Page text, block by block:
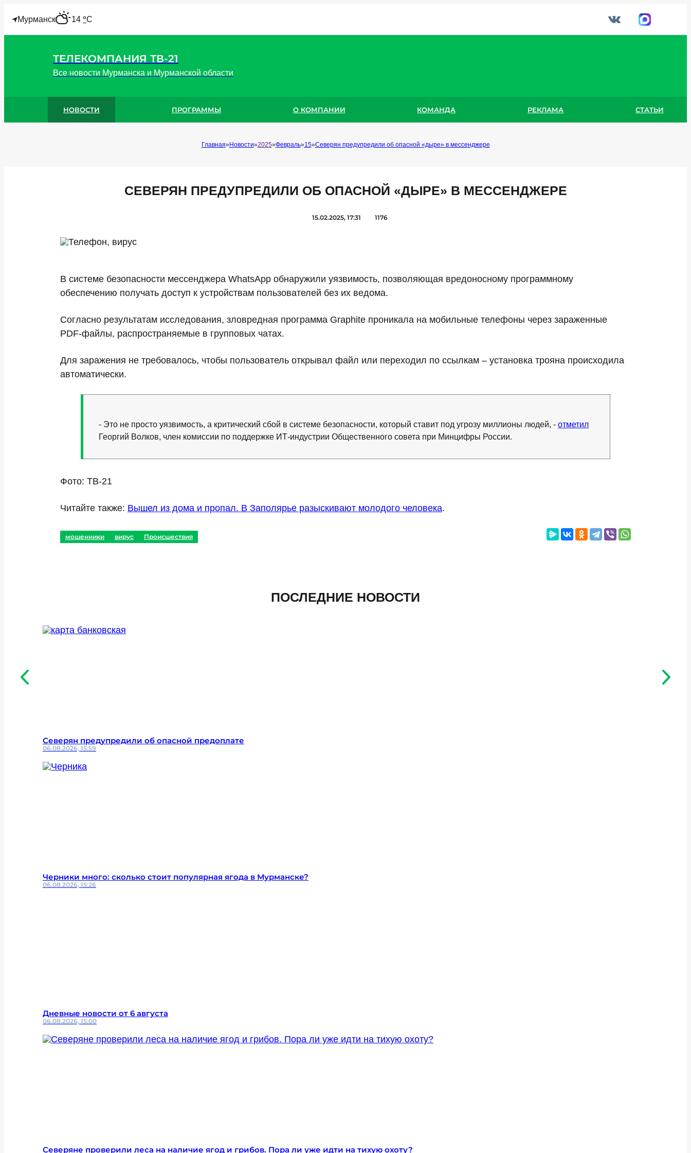
Мурманск"14 °C
ТЕЛЕКОМПАНИЯ ТВ-21
Все новости Мурманска и Мурманской области
НОВОСТИ ПРОГРАММЫ О КОМПАНИИ КОМАНДА РЕКЛАМА СТАТЬИ
Главная Новости 2025 Февраль 15 Северян предупредили об опасной «дыре» в мессенджере
СЕВЕРЯН ПРЕДУПРЕДИЛИ ОБ ОПАСНОЙ «ДЫРЕ» В МЕССЕНДЖЕРЕ
15.02.2025, 17:31 1176
В системе безопасности мессенджера WhatsApp обнаружили уязвимость, позволяющая вредоносному программному
обеспечению получать доступ к устройствам пользователей без их ведома.
Согласно результатам исследования, зловредная программа Graphite проникала на мобильные телефоны через зараженные
PDF-файлы, распространяемые в групповых чатах.
Для заражения не требовалось, чтобы пользователь открывал файл или переходил по ссылкам – установка трояна происходила
автоматически.
- Это не просто уязвимость, а критический сбой в системе безопасности, который ставит под угрозу миллионы людей, - отметил
Георгий Волков, член комиссии по поддержке ИТ-индустрии Общественного совета при Минцифры России.
Фото: ТВ-21
Читайте также: Вышел из дома и пропал. В Заполярье разыскивают молодого человека.
мошенники вирус Происшествия
ПОСЛЕДНИЕ НОВОСТИ
Северян предупредили об опасной предоплате
06.08.2026, 15:59
Черники много: сколько стоит популярная ягода в Мурманске?
06.08.2026, 15:26
Дневные новости от 6 августа
06.08.2026, 15:00
Северяне проверили леса на наличие ягод и грибов. Пора ли уже идти на тихую охоту?